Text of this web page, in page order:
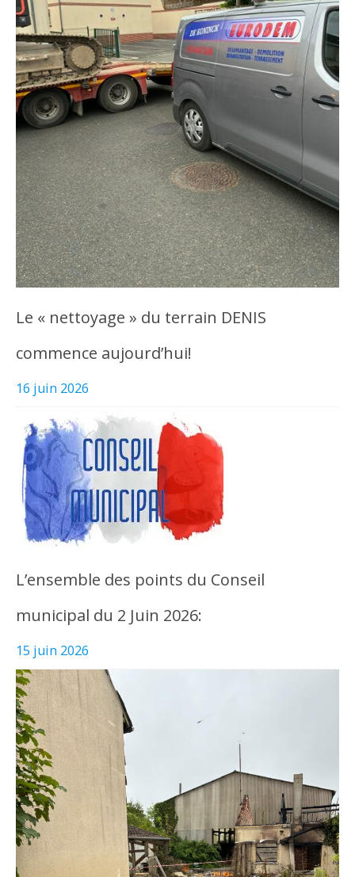
Le « nettoyage » du terrain DENIS
commence aujourd’hui!
16 juin 2026
L’ensemble des points du Conseil
municipal du 2 Juin 2026:
15 juin 2026